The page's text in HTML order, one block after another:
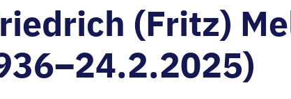
(Fritz)